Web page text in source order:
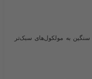
به مولکول‌های سبک‌تر